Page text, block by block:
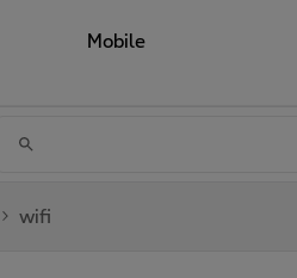
Mobile
wifi